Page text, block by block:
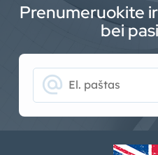
Prenumeruokite
bei
alternate_email